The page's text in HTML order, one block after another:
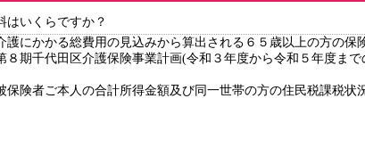
はいくらですか？
護にかかる総費用の見込みから算出される６５歳以上の方の保
８期千代田区介護保険事業計画(令和３年度から令和５年度ま
険者ご本人の合計所得金額及び同一世帯の方の住民税課税状